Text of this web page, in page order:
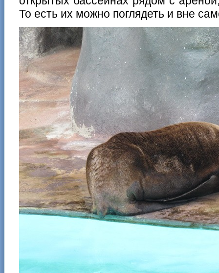
То есть их можно поглядеть и вне